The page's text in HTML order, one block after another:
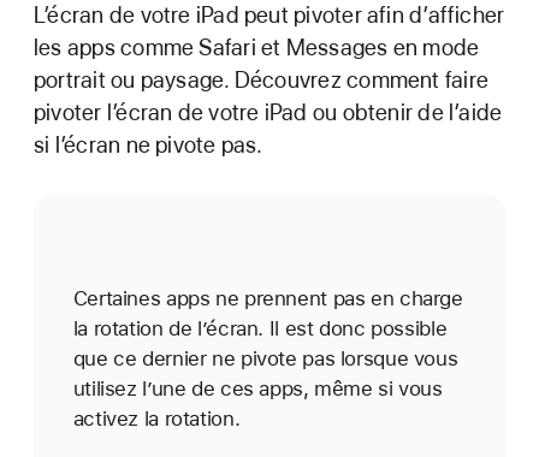
L’écran de votre iPad peut pivoter afin d’afficher
les apps comme Safari et Messages en mode
portrait ou paysage. Découvrez comment faire
pivoter l’écran de votre iPad ou obtenir de l’aide
si l’écran ne pivote pas.
Certaines apps ne prennent pas en charge
la rotation de l’écran. Il est donc possible
que ce dernier ne pivote pas lorsque vous
utilisez l’une de ces apps, même si vous
activez la rotation.